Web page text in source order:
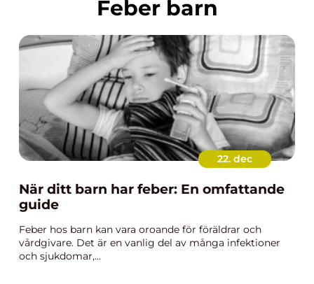
feber barn
22. dec
När ditt barn har feber: En omfattande
guide
Feber hos barn kan vara oroande för föräldrar och
vårdgivare. Det är en vanlig del av många infektioner
och sjukdomar,...